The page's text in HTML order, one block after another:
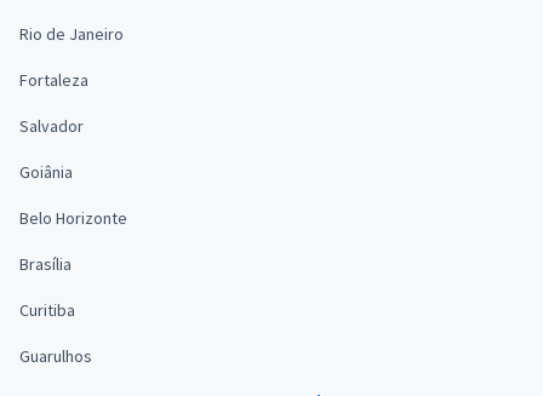
Rio de Janeiro
Fortaleza
Salvador
Goiânia
Belo Horizonte
Brasília
Curitiba
Guarulhos